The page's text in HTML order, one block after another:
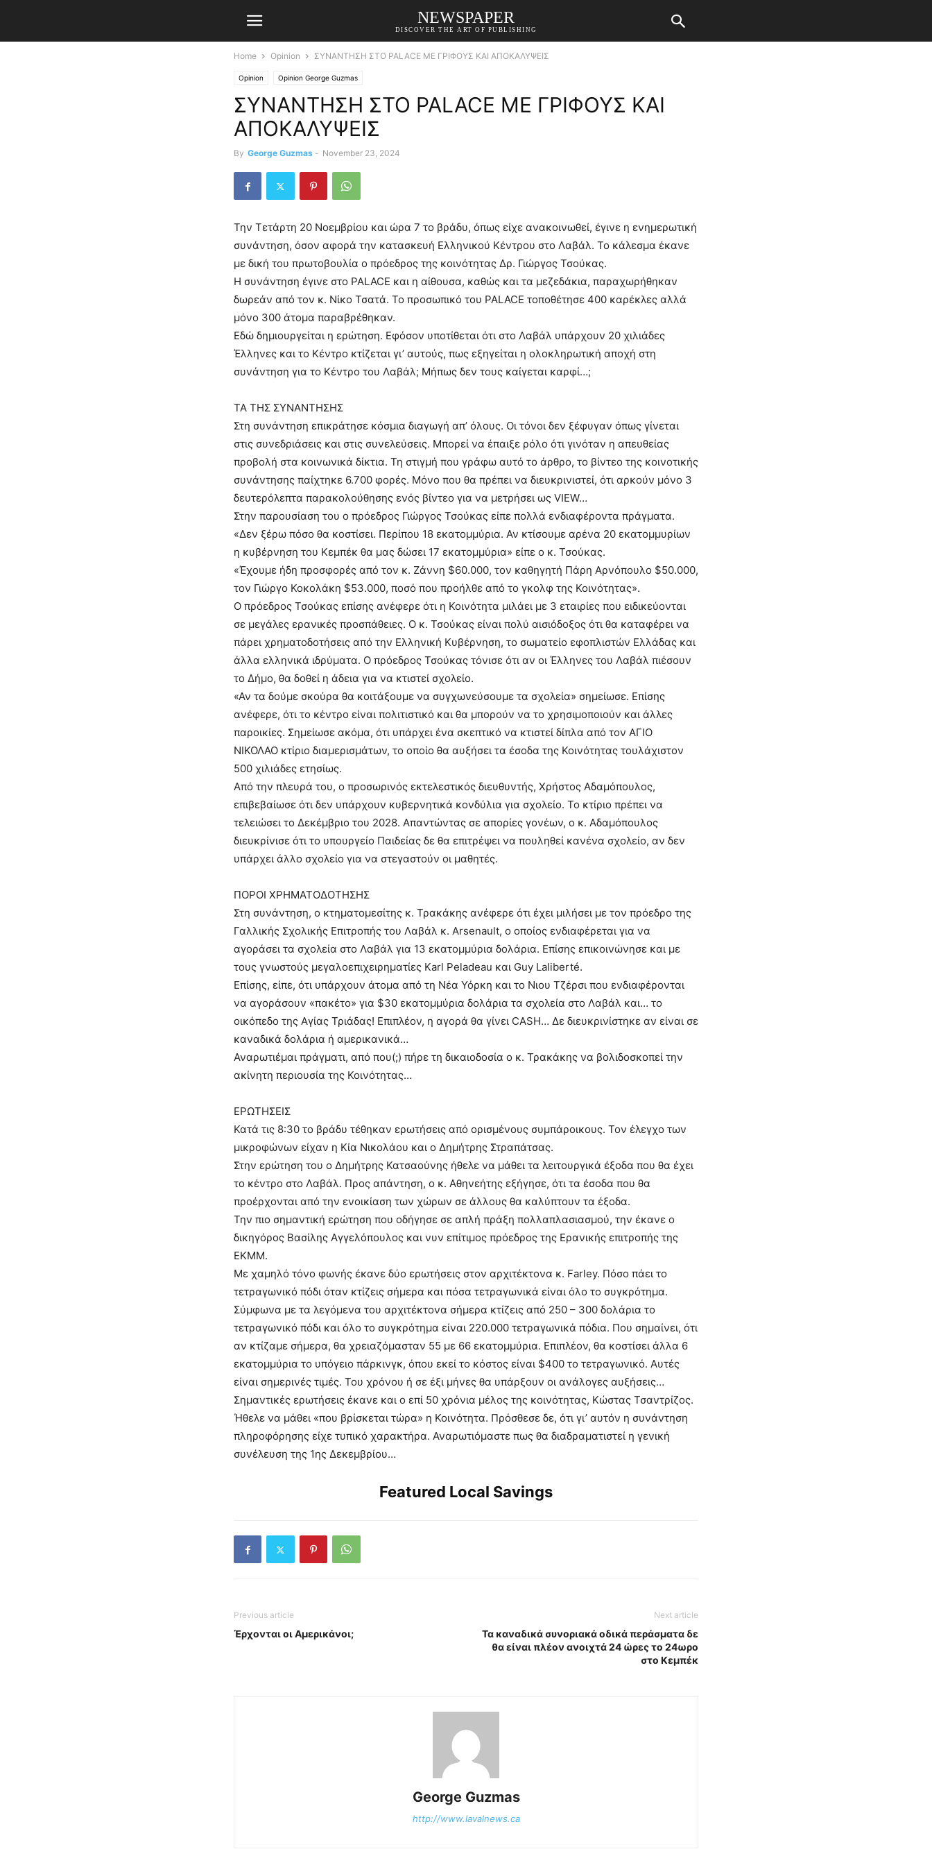
NEWSPAPER
DISCOVER THE ART OF PUBLISHING
Home Opinion ΣΥΝΑΝΤΗΣΗ ΣΤΟ PALACE ΜΕ ΓΡΙΦΟΥΣ ΚΑΙ ΑΠΟΚΑΛΥΨΕΙΣ
Opinion Opinion George Guzmas
ΣΥΝΑΝΤΗΣΗ ΣΤΟ PALACE ΜΕ ΓΡΙΦΟΥΣ ΚΑΙ
ΑΠΟΚΑΛΥΨΕΙΣ
By George Guzmas - November 23, 2024
Την Τετάρτη 20 Νοεμβρίου και ώρα 7 το βράδυ, όπως είχε ανακοινωθεί, έγινε η ενημερωτική
συνάντηση, όσον αφορά την κατασκευή Ελληνικού Κέντρου στο Λαβάλ. Το κάλεσμα έκανε
με δική του πρωτοβουλία ο πρόεδρος της κοινότητας Δρ. Γιώργος Τσούκας.
Η συνάντηση έγινε στο PALACE και η αίθουσα, καθώς και τα μεζεδάκια, παραχωρήθηκαν
δωρεάν από τον κ. Νίκο Τσατά. Το προσωπικό του PALACE τοποθέτησε 400 καρέκλες αλλά
μόνο 300 άτομα παραβρέθηκαν.
Εδώ δημιουργείται η ερώτηση. Εφόσον υποτίθεται ότι στο Λαβάλ υπάρχουν 20 χιλιάδες
Έλληνες και το Κέντρο κτίζεται γι’ αυτούς, πως εξηγείται η ολοκληρωτική αποχή στη
συνάντηση για το Κέντρο του Λαβάλ; Μήπως δεν τους καίγεται καρφί…;
ΤΑ ΤΗΣ ΣΥΝΑΝΤΗΣΗΣ
Στη συνάντηση επικράτησε κόσμια διαγωγή απ’ όλους. Οι τόνοι δεν ξέφυγαν όπως γίνεται
στις συνεδριάσεις και στις συνελεύσεις. Μπορεί να έπαιξε ρόλο ότι γινόταν η απευθείας
προβολή στα κοινωνικά δίκτια. Τη στιγμή που γράφω αυτό το άρθρο, το βίντεο της κοινοτικής
συνάντησης παίχτηκε 6.700 φορές. Μόνο που θα πρέπει να διευκρινιστεί, ότι αρκούν μόνο 3
δευτερόλεπτα παρακολούθησης ενός βίντεο για να μετρήσει ως VIEW…
Στην παρουσίαση του ο πρόεδρος Γιώργος Τσούκας είπε πολλά ενδιαφέροντα πράγματα.
«Δεν ξέρω πόσο θα κοστίσει. Περίπου 18 εκατομμύρια. Αν κτίσουμε αρένα 20 εκατομμυρίων
η κυβέρνηση του Κεμπέκ θα μας δώσει 17 εκατομμύρια» είπε ο κ. Τσούκας.
«Έχουμε ήδη προσφορές από τον κ. Ζάννη $60.000, τον καθηγητή Πάρη Αρνόπουλο $50.000,
τον Γιώργο Κοκολάκη $53.000, ποσό που προήλθε από το γκολφ της Κοινότητας».
Ο πρόεδρος Τσούκας επίσης ανέφερε ότι η Κοινότητα μιλάει με 3 εταιρίες που ειδικεύονται
σε μεγάλες ερανικές προσπάθειες. Ο κ. Τσούκας είναι πολύ αισιόδοξος ότι θα καταφέρει να
πάρει χρηματοδοτήσεις από την Ελληνική Κυβέρνηση, το σωματείο εφοπλιστών Ελλάδας και
άλλα ελληνικά ιδρύματα. Ο πρόεδρος Τσούκας τόνισε ότι αν οι Έλληνες του Λαβάλ πιέσουν
το Δήμο, θα δοθεί η άδεια για να κτιστεί σχολείο.
«Αν τα δούμε σκούρα θα κοιτάξουμε να συγχωνεύσουμε τα σχολεία» σημείωσε. Επίσης
ανέφερε, ότι το κέντρο είναι πολιτιστικό και θα μπορούν να το χρησιμοποιούν και άλλες
παροικίες. Σημείωσε ακόμα, ότι υπάρχει ένα σκεπτικό να κτιστεί δίπλα από τον ΑΓΙΟ
ΝΙΚΟΛΑΟ κτίριο διαμερισμάτων, το οποίο θα αυξήσει τα έσοδα της Κοινότητας τουλάχιστον
500 χιλιάδες ετησίως.
Από την πλευρά του, ο προσωρινός εκτελεστικός διευθυντής, Χρήστος Αδαμόπουλος,
επιβεβαίωσε ότι δεν υπάρχουν κυβερνητικά κονδύλια για σχολείο. Το κτίριο πρέπει να
τελειώσει το Δεκέμβριο του 2028. Απαντώντας σε απορίες γονέων, ο κ. Αδαμόπουλος
διευκρίνισε ότι το υπουργείο Παιδείας δε θα επιτρέψει να πουληθεί κανένα σχολείο, αν δεν
υπάρχει άλλο σχολείο για να στεγαστούν οι μαθητές.
ΠΟΡΟΙ ΧΡΗΜΑΤΟΔΟΤΗΣΗΣ
Στη συνάντηση, ο κτηματομεσίτης κ. Τρακάκης ανέφερε ότι έχει μιλήσει με τον πρόεδρο της
Γαλλικής Σχολικής Επιτροπής του Λαβάλ κ. Arsenault, o οποίος ενδιαφέρεται για να
αγοράσει τα σχολεία στο Λαβάλ για 13 εκατομμύρια δολάρια. Επίσης επικοινώνησε και με
τους γνωστούς μεγαλοεπιχειρηματίες Karl Peladeau και Guy Laliberté.
Επίσης, είπε, ότι υπάρχουν άτομα από τη Νέα Υόρκη και το Νιου Τζέρσι που ενδιαφέρονται
να αγοράσουν «πακέτο» για $30 εκατομμύρια δολάρια τα σχολεία στο Λαβάλ και… το
οικόπεδο της Αγίας Τριάδας! Επιπλέον, η αγορά θα γίνει CASH… Δε διευκρινίστηκε αν είναι σε
καναδικά δολάρια ή αμερικανικά…
Αναρωτιέμαι πράγματι, από που(;) πήρε τη δικαιοδοσία ο κ. Τρακάκης να βολιδοσκοπεί την
ακίνητη περιουσία της Κοινότητας…
ΕΡΩΤΗΣΕΙΣ
Κατά τις 8:30 το βράδυ τέθηκαν ερωτήσεις από ορισμένους συμπάροικους. Τον έλεγχο των
μικροφώνων είχαν η Κία Νικολάου και ο Δημήτρης Στραπάτσας.
Στην ερώτηση του ο Δημήτρης Κατσαούνης ήθελε να μάθει τα λειτουργικά έξοδα που θα έχει
το κέντρο στο Λαβάλ. Προς απάντηση, ο κ. Αθηνεήτης εξήγησε, ότι τα έσοδα που θα
προέρχονται από την ενοικίαση των χώρων σε άλλους θα καλύπτουν τα έξοδα.
Την πιο σημαντική ερώτηση που οδήγησε σε απλή πράξη πολλαπλασιασμού, την έκανε ο
δικηγόρος Βασίλης Αγγελόπουλος και νυν επίτιμος πρόεδρος της Ερανικής επιτροπής της
ΕΚΜΜ.
Με χαμηλό τόνο φωνής έκανε δύο ερωτήσεις στον αρχιτέκτονα κ. Farley. Πόσο πάει το
τετραγωνικό πόδι όταν κτίζεις σήμερα και πόσα τετραγωνικά είναι όλο το συγκρότημα.
Σύμφωνα με τα λεγόμενα του αρχιτέκτονα σήμερα κτίζεις από 250 – 300 δολάρια το
τετραγωνικό πόδι και όλο το συγκρότημα είναι 220.000 τετραγωνικά πόδια. Που σημαίνει, ότι
αν κτίζαμε σήμερα, θα χρειαζόμασταν 55 με 66 εκατομμύρια. Επιπλέον, θα κοστίσει άλλα 6
εκατομμύρια το υπόγειο πάρκινγκ, όπου εκεί το κόστος είναι $400 το τετραγωνικό. Αυτές
είναι σημερινές τιμές. Του χρόνου ή σε έξι μήνες θα υπάρξουν οι ανάλογες αυξήσεις…
Σημαντικές ερωτήσεις έκανε και ο επί 50 χρόνια μέλος της κοινότητας, Κώστας Τσαντρίζος.
Ήθελε να μάθει «που βρίσκεται τώρα» η Κοινότητα. Πρόσθεσε δε, ότι γι’ αυτόν η συνάντηση
πληροφόρησης είχε τυπικό χαρακτήρα. Αναρωτιόμαστε πως θα διαδραματιστεί η γενική
συνέλευση της 1ης Δεκεμβρίου…
Featured Local Savings
Previous article
Έρχονται οι Αμερικάνοι;
Next article
Τα καναδικά συνοριακά οδικά περάσματα δε
θα είναι πλέον ανοιχτά 24 ώρες το 24ωρο
στο Κεμπέκ
George Guzmas
http://www.lavalnews.ca